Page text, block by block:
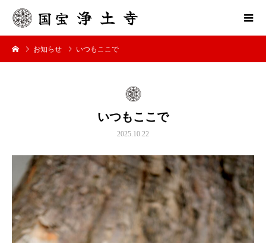
お知らせ いつもここで
いつもここで
2025.10.22